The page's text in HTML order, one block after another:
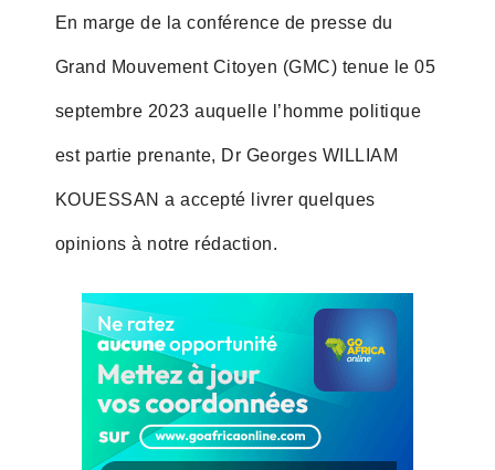
En marge de la conférence de presse du
Grand Mouvement Citoyen (GMC) tenue le 05
septembre 2023 auquelle l’homme politique
est partie prenante, Dr Georges WILLIAM
KOUESSAN a accepté livrer quelques
opinions à notre rédaction.